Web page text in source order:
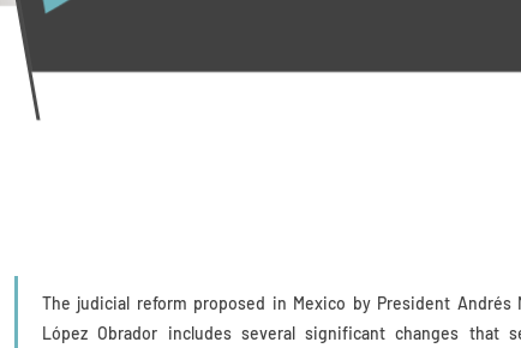
The judicial reform proposed in Mexico by President Andrés
López Obrador includes several significant changes that